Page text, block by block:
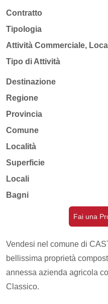
Contratto
Tipologia
Attività Commerciale,
Tipo di Attività
Destinazione
Regione
Provincia
Comune
Località
Superficie
Locali
Bagni
Fai una
Vendesi nel comune di
bellissima proprietà
annessa azienda agricola
Classico.